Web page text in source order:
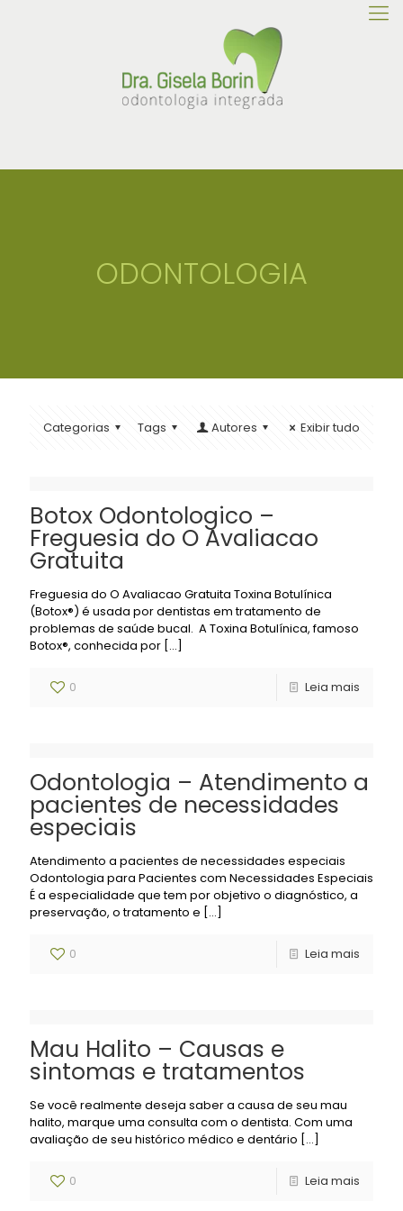
ODONTOLOGIA
Categorias Tags Autores Exibir tudo
Botox Odontologico –
Freguesia do O Avaliacao
Gratuita
Freguesia do O Avaliacao Gratuita Toxina Botulínica
(Botox®) é usada por dentistas em tratamento de
problemas de saúde bucal. A Toxina Botulínica, famoso
Botox®, conhecida por […]
0 Leia mais
Odontologia – Atendimento a
pacientes de necessidades
especiais
Atendimento a pacientes de necessidades especiais
Odontologia para Pacientes com Necessidades Especiais
É a especialidade que tem por objetivo o diagnóstico, a
preservação, o tratamento e […]
0 Leia mais
Mau Halito – Causas e
sintomas e tratamentos
Se você realmente deseja saber a causa de seu mau
halito, marque uma consulta com o dentista. Com uma
avaliação de seu histórico médico e dentário […]
0 Leia mais